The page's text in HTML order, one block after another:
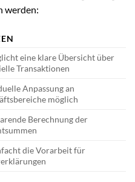
werden:
eine klare Übersicht über
Transaktionen
Anpassung an
möglich
Berechnung der
die Vorarbeit für